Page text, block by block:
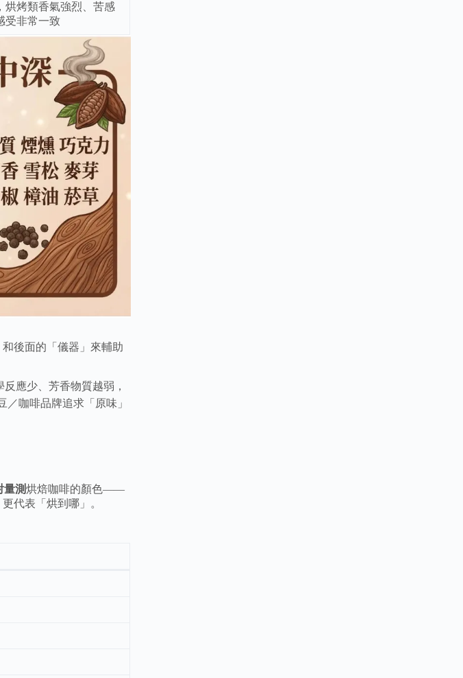
烘烤類香氣強烈、苦感
受非常一致
後面的「儀器」來輔助
應少、芳香物質越弱，
咖啡品牌追求「原味」
量測烘焙咖啡的顏色——
代表「烘到哪」。